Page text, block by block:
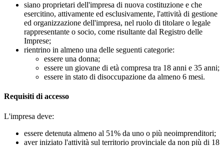
siano proprietari dell'impresa di nuova costituzione e che
esercitino, attivamente ed esclusivamente, l'attività di gestione
ed organizzazione dell'impresa, nel ruolo di titolare o legale
rappresentante o socio, come risultante dal Registro delle
Imprese;
rientrino in almeno una delle seguenti categorie:
essere una donna;
essere un giovane di età compresa tra 18 anni e 35 anni;
essere in stato di disoccupazione da almeno 6 mesi.
Requisiti di accesso
L'impresa deve:
essere detenuta almeno al 51% da uno o più neoimprenditori;
aver iniziato l'attività sul territorio provinciale da non più di 18